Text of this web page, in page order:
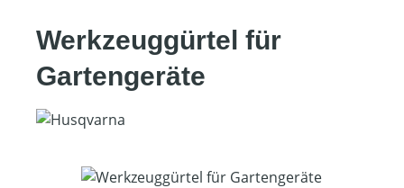
Werkzeuggürtel für
Gartengeräte
Bildergalerie überspringen